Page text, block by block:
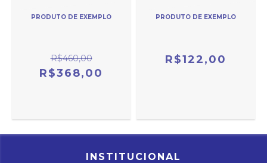
PRODUTO DE EXEMPLO
R$460,00
R$368,00
PRODUTO DE EXEMPLO
R$122,00
INSTITUCIONAL